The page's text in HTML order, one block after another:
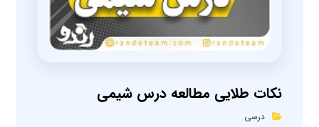
نکات طلایی مطالعه درس شیمی
درسی